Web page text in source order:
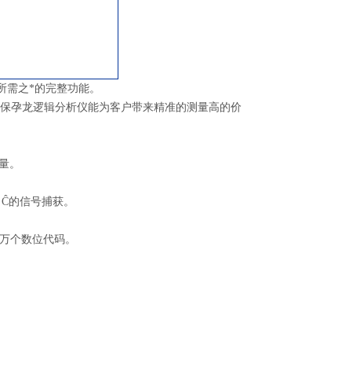
之*的完整功能。
孕龙逻辑分析仪能为客户带来精准的测量高的价
。
的信号捕获。
个数位代码。